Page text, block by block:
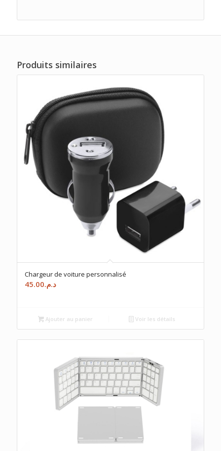
Produits similaires
Chargeur de voiture personnalisé
د.م.45.00
Ajouter au panier Voir les détails